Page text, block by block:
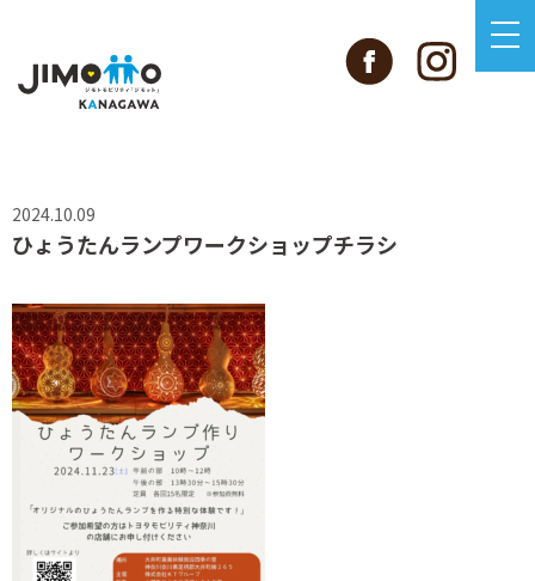
2024.10.09
ひょうたんランプワークショップチラシ